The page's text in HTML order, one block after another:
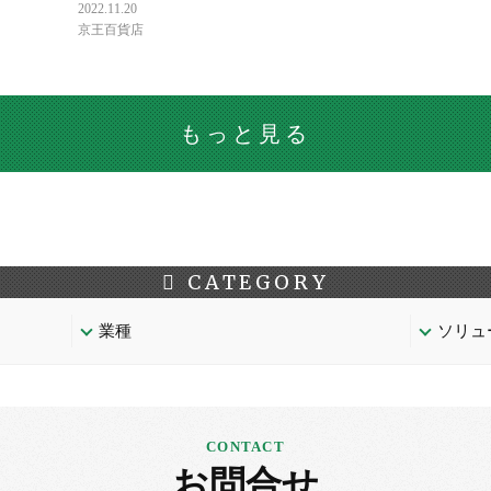
2022.11.20
京王百貨店
もっと見る
CATEGORY
業種 ソリ